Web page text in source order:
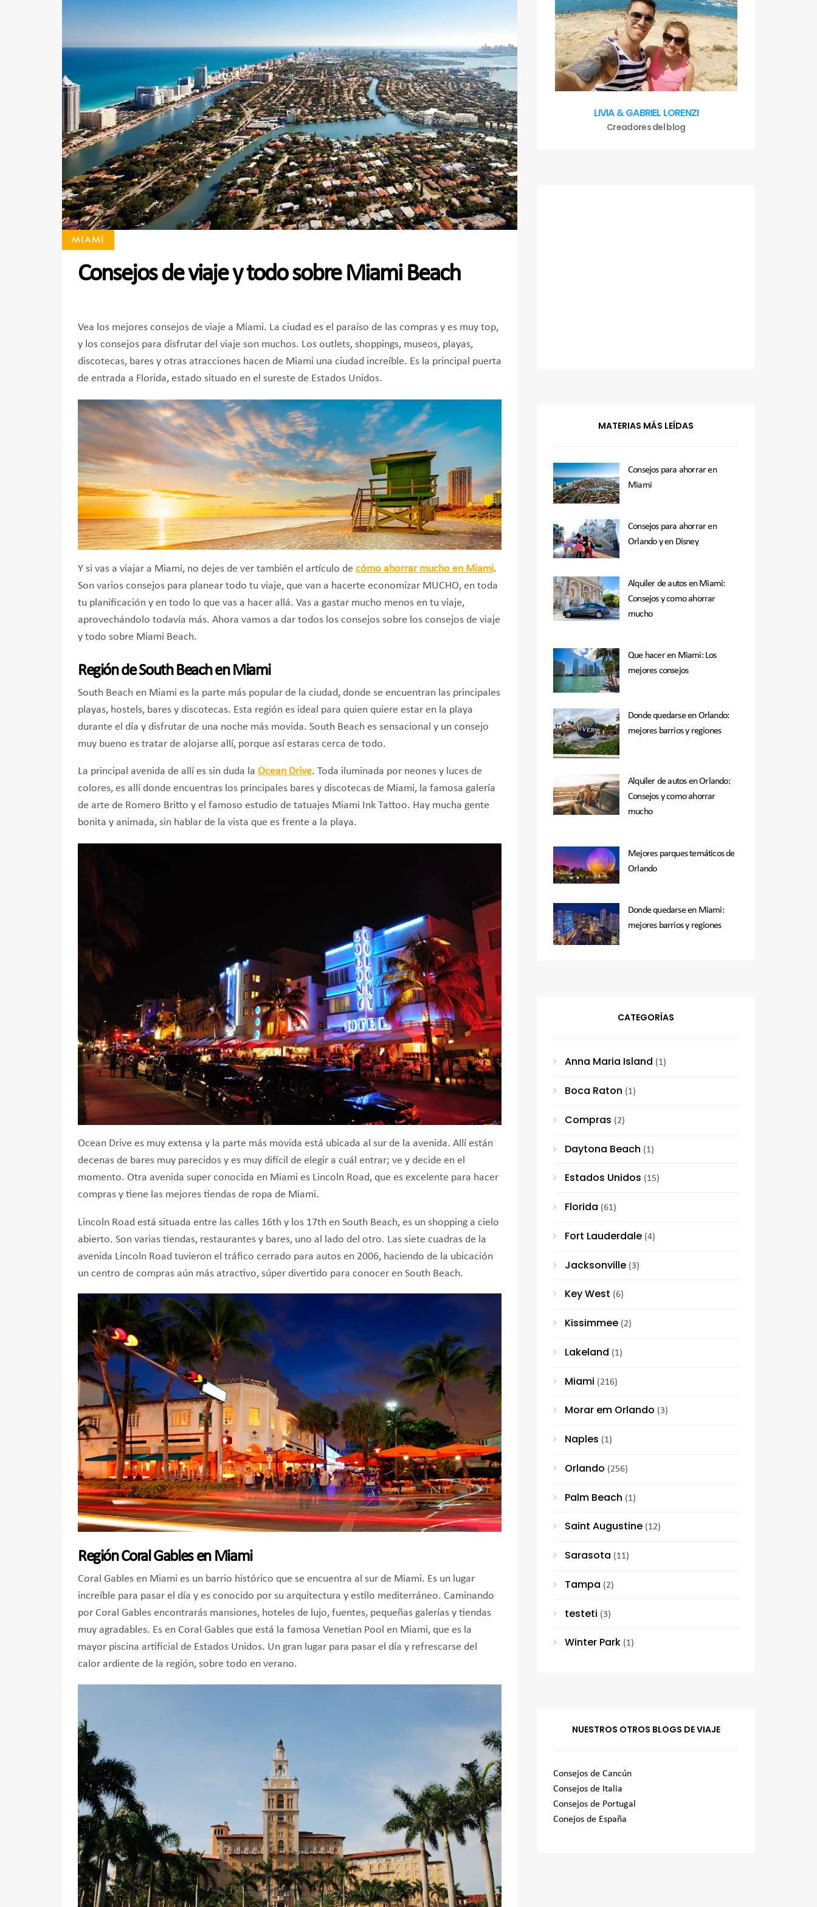
MIAMI
Consejos de viaje y todo sobre Miami Beach
Vea los mejores consejos de viaje a Miami. La ciudad es el paraíso de las compras y es muy top,
y los consejos para disfrutar del viaje son muchos. Los outlets, shoppings, museos, playas,
discotecas, bares y otras atracciones hacen de Miami una ciudad increíble. Es la principal puerta
de entrada a Florida, estado situado en el sureste de Estados Unidos.
Y si vas a viajar a Miami, no dejes de ver también el artículo de cómo ahorrar mucho en Miami.
Son varios consejos para planear todo tu viaje, que van a hacerte economizar MUCHO, en toda
tu planificación y en todo lo que vas a hacer allá. Vas a gastar mucho menos en tu viaje,
aprovechándolo todavía más. Ahora vamos a dar todos los consejos sobre los consejos de viaje
y todo sobre Miami Beach.
Región de South Beach en Miami
South Beach en Miami es la parte más popular de la ciudad, donde se encuentran las principales
playas, hostels, bares y discotecas. Esta región es ideal para quien quiere estar en la playa
durante el día y disfrutar de una noche más movida. South Beach es sensacional y un consejo
muy bueno es tratar de alojarse allí, porque así estaras cerca de todo.
La principal avenida de allí es sin duda la Ocean Drive. Toda iluminada por neones y luces de
colores, es allí donde encuentras los principales bares y discotecas de Miami, la famosa galería
de arte de Romero Britto y el famoso estudio de tatuajes Miami Ink Tattoo. Hay mucha gente
bonita y animada, sin hablar de la vista que es frente a la playa.
Ocean Drive es muy extensa y la parte más movida está ubicada al sur de la avenida. Allí están
decenas de bares muy parecidos y es muy difícil de elegir a cuál entrar; ve y decide en el
momento. Otra avenida super conocida en Miami es Lincoln Road, que es excelente para hacer
compras y tiene las mejores tiendas de ropa de Miami.
Lincoln Road está situada entre las calles 16th y los 17th en South Beach, es un shopping a cielo
abierto. Son varias tiendas, restaurantes y bares, uno al lado del otro. Las siete cuadras de la
avenida Lincoln Road tuvieron el tráfico cerrado para autos en 2006, haciendo de la ubicación
un centro de compras aún más atractivo, súper divertido para conocer en South Beach.
Región Coral Gables en Miami
Coral Gables en Miami es un barrio histórico que se encuentra al sur de Miami. Es un lugar
increíble para pasar el día y es conocido por su arquitectura y estilo mediterráneo. Caminando
por Coral Gables encontrarás mansiones, hoteles de lujo, fuentes, pequeñas galerías y tiendas
muy agradables. Es en Coral Gables que está la famosa Venetian Pool en Miami, que es la
mayor piscina artificial de Estados Unidos. Un gran lugar para pasar el día y refrescarse del
calor ardiente de la región, sobre todo en verano.
LIVIA & GABRIEL LORENZI
Creadores del blog
MATERIAS MÁS LEÍDAS
Consejos para ahorrar en
Miami
Consejos para ahorrar en
Orlando y en Disney
Alquiler de autos en Miami:
Consejos y como ahorrar
mucho
Que hacer en Miami: Los
mejores consejos
Donde quedarse en Orlando:
mejores barrios y regiones
Alquiler de autos en Orlando:
Consejos y como ahorrar
mucho
Mejores parques temáticos de
Orlando
Donde quedarse en Miami:
mejores barrios y regiones
CATEGORÍAS
Anna Maria Island (1)
Boca Raton (1)
Compras (2)
Daytona Beach (1)
Estados Unidos (15)
Florida (61)
Fort Lauderdale (4)
Jacksonville (3)
Key West (6)
Kissimmee (2)
Lakeland (1)
Miami (216)
Morar em Orlando (3)
Naples (1)
Orlando (256)
Palm Beach (1)
Saint Augustine (12)
Sarasota (11)
Tampa (2)
testeti (3)
Winter Park (1)
NUESTROS OTROS BLOGS DE VIAJE
Consejos de Cancún
Consejos de Italia
Consejos de Portugal
Conejos de España